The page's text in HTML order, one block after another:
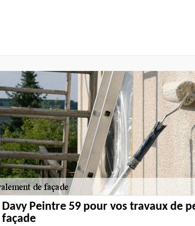
Davy Peintre 59 pour vos travaux de
façade